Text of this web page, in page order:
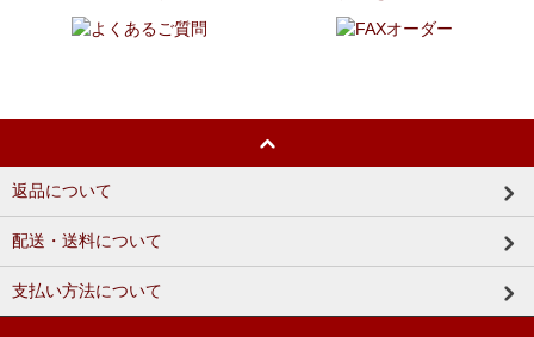
返品について
配送・送料について
支払い方法について